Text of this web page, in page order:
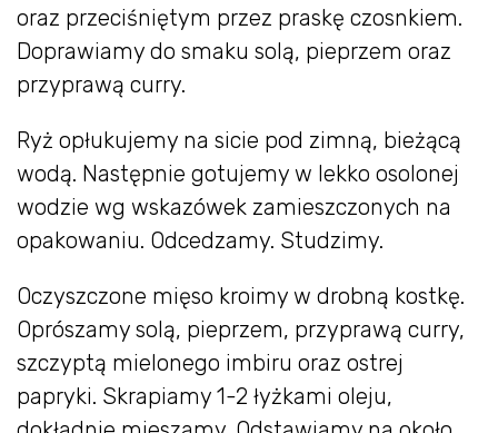
oraz przeciśniętym przez praskę czosnkiem.
Doprawiamy do smaku solą, pieprzem oraz
przyprawą curry.
Ryż opłukujemy na sicie pod zimną, bieżącą
wodą. Następnie gotujemy w lekko osolonej
wodzie wg wskazówek zamieszczonych na
opakowaniu. Odcedzamy. Studzimy.
Oczyszczone mięso kroimy w drobną kostkę.
Oprószamy solą, pieprzem, przyprawą curry,
szczyptą mielonego imbiru oraz ostrej
papryki. Skrapiamy 1-2 łyżkami oleju,